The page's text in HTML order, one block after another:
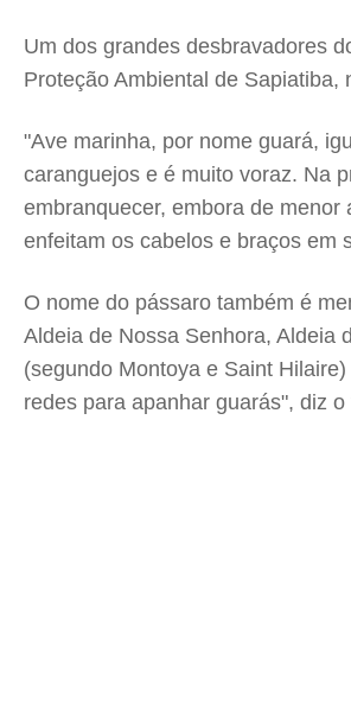
Um dos grandes desbravadores
Proteção Ambiental de
"Ave marinha, por nome guará,
caranguejos e é muito voraz. Na
embranquecer, embora de
enfeitam os cabelos e braços em
O nome do pássaro também é
Aldeia de Nossa Senhora, Aldeia
(segundo Montoya e Saint
redes para apanhar guarás", diz o